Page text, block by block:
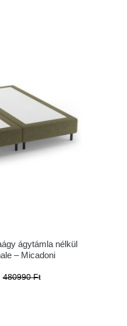
ágytámla nélkül
– Micadoni
480990 Ft